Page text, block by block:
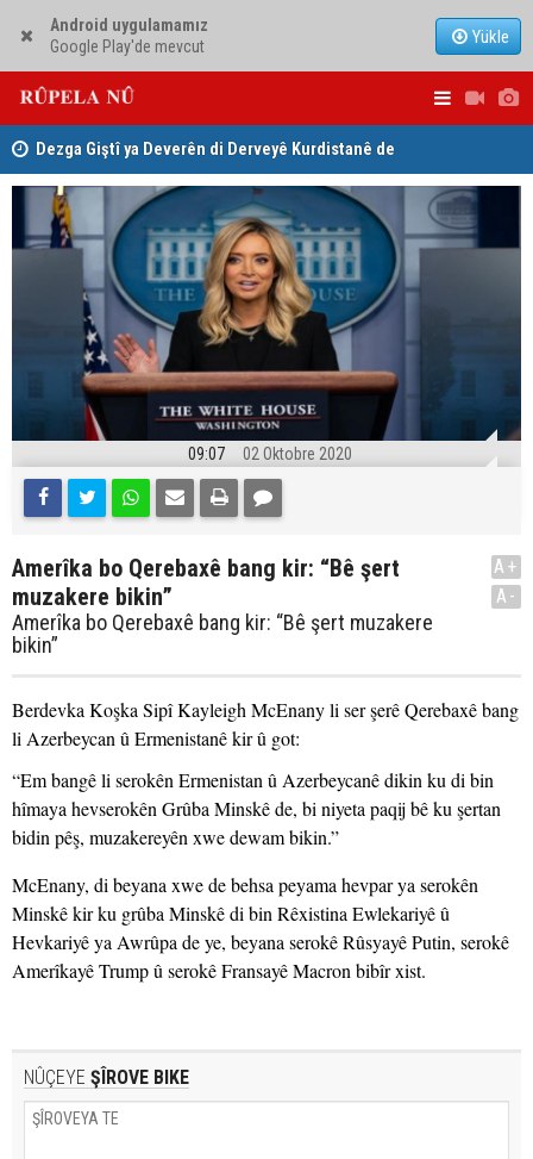
Android uygulamamız
Google Play'de mevcut
Yükle
Dezga Giştî ya Deverên di Derveyê Kurdistanê de
gotinên parêzgere Kerkûkê Muhammed Saman red kir
09:07 02 Oktobre 2020
Amerîka bo Qerebaxê bang kir: “Bê şert
muzakere bikin”
Amerîka bo Qerebaxê bang kir: “Bê şert muzakere
bikin”
A+
A-
Berdevka Koşka Sipî Kayleigh McEnany li ser şerê Qerebaxê bang
li Azerbeycan û Ermenistanê kir û got:
“Em bangê li serokên Ermenistan û Azerbeycanê dikin ku di bin
hîmaya hevserokên Grûba Minskê de, bi niyeta paqij bê ku şertan
bidin pêş, muzakereyên xwe dewam bikin.”
McEnany, di beyana xwe de behsa peyama hevpar ya serokên
Minskê kir ku grûba Minskê di bin Rêxistina Ewlekariyê û
Hevkariyê ya Awrûpa de ye, beyana serokê Rûsyayê Putin, serokê
Amerîkayê Trump û serokê Fransayê Macron bibîr xist.
NÛÇEYE ŞÎROVE BIKE